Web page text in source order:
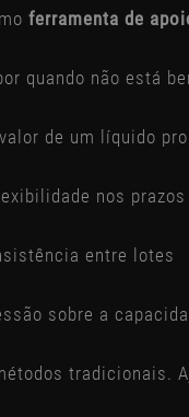
ferramenta de
quando não está
de um líquido
nos prazos
entre lotes
sobre a
tradicionais.